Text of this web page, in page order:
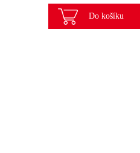
Do košíku